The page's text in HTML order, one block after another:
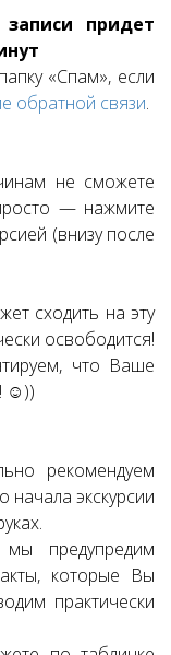
придет
«Спам», если
обратной связи.
не сможете
— нажмите
(внизу после
сходить на эту
освободится!
что Ваше
☺))
рекомендуем
начала экскурсии
предупредим
которые Вы
практически